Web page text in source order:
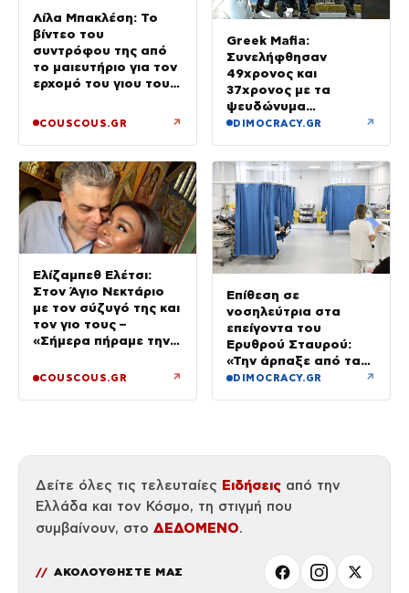
Λίλα Μπακλέση: Το
βίντεο του
συντρόφου της από
το μαιευτήριο για τον
ερχομό του γιου τους
COUSCOUS.GR ↗
Greek Mafia:
Συνελήφθησαν
49χρονος και
37χρονος με τα
ψευδώνυμα
«πίτμπουλ» και
DIMOCRACY.GR ↗
Ελίζαμπεθ Ελέτσι:
Στον Άγιο Νεκτάριο
με τον σύζυγό της και
τον γιο τους –
«Σήμερα πήραμε την
COUSCOUS.GR ↗
Επίθεση σε
νοσηλεύτρια στα
επείγοντα του
Ερυθρού Σταυρού:
«Την άρπαξε από τα
μαλλιά, της κατάφερε
DIMOCRACY.GR ↗
Δείτε όλες τις τελευταίες Ειδήσεις από την
Ελλάδα και τον Κόσμο, τη στιγμή που
συμβαίνουν, στο ΔΕΔΟΜΕΝΟ.
ΑΚΟΛΟΥΘΗΣΤΕ ΜΑΣ